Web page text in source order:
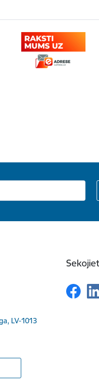
LV-1013